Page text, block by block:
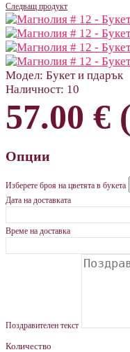
Следващ продукт
Модел: Букет и пдарък
Наличност: 10
57.00 €
Опции
Изберете броя на цветята в букета
Дата на доставката
Време на доставка
Поздравителен текст
Количество